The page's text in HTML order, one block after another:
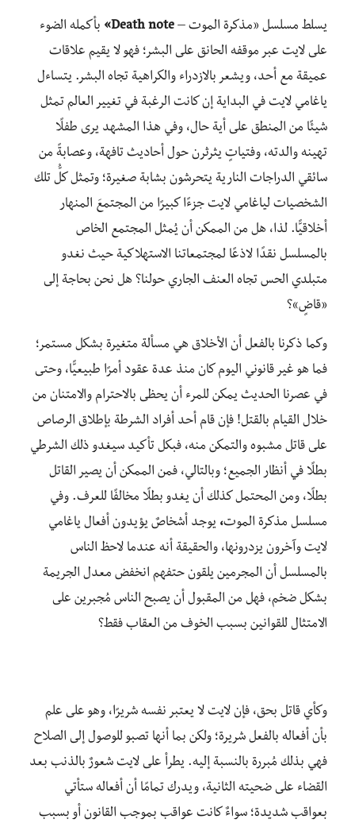
يسلط مسلسل «مذكرة الموت – Death note»
بأكمله الضوء
على لايت عبر موقفه الحانق على البشر؛ فهو لا يقيم علاقات
عميقة مع أحد، ويشعر بالازدراء والكراهية تجاه البشر. يتساءل
ياغامي لايت في البداية إن كانت الرغبة في تغيير العالم تمثل
شيئًا من المنطق على أية حال، وفي هذا المشهد يرى طفلًا
تهينه والدته، وفتياتٍ يثرثرن حول أحاديث تافهة، وعصابةً من
سائقي الدراجات النارية يتحرشون بشابة صغيرة؛ وتمثل كلُّ تلك
الشخصيات لياغامي لايت جزءًا كبيرًا من المجتمعَ المنهار
أخلاقيًّا. لذا، هل من الممكن أن يُمثل المجتمع الخاص
بالمسلسل نقدًا لاذعًا لمجتمعاتنا الاستهلاكية حيث نغدو
متبلدي الحس تجاه العنف الجاري حولنا؟ هل نحن بحاجة إلى
«قاضٍ»؟
وكما ذكرنا بالفعل أن الأخلاق هي مسألة متغيرة بشكل مستمر؛
فما هو غير قانوني اليوم كان منذ عدة عقود أمرًا طبيعيًّا، وحتى
في عصرنا الحديث يمكن للمرء أن يحظى بالاحترام والامتنان من
خلال القيام بالقتل! فإن قام أحد أفراد الشرطة بإطلاق الرصاص
على قاتل مشبوه والتمكن منه، فبكل تأكيد سيغدو ذلك الشرطي
بطلًا في أنظار الجميع؛ وبالتالي، فمن الممكن أن يصير القاتل
بطلًا، ومن المحتمل كذلك أن يغدو بطلًا مخالفًا للعرف. وفي
مسلسل مذكرة الموت، يوجد أشخاصٌ يؤيدون أفعال ياغامي
لايت وآخرون يزدرونها، والحقيقة أنه عندما لاحظ الناس
بالمسلسل أن المجرمين يلقون حتفهم انخفض معدل الجريمة
بشكل ضخم، فهل من المقبول أن يصبح الناس مُجبرين على
الامتثال للقوانين بسبب الخوف من العقاب فقط؟
وكأي قاتل بحق، فإن لايت لا يعتبر نفسه شريرًا، وهو على علم
بأن أفعاله بالفعل شريرة؛ ولكن بما أنها تصبو للوصول إلى الصلاح
فهي بذلك مُبررة بالنسبة إليه. يطرأ على لايت شعورٌ بالذنب بعد
القضاء على ضحيته الثانية، ويدرك تمامًا أن أفعاله ستأتي
بعواقب شديدة؛ سواءٌ كانت عواقب بموجب القانون أو بسبب